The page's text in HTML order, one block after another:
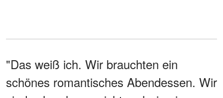
"Das weiß ich. Wir brauchten ein
schönes romantisches Abendessen. Wir